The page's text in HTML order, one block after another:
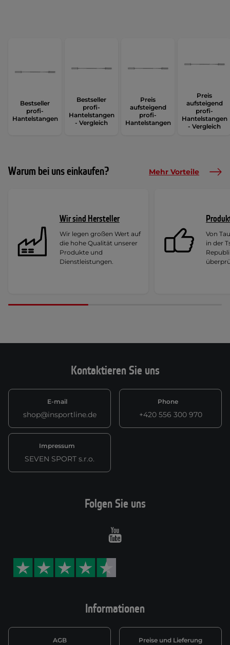
Bestseller
profi-
Hantelstangen
Bestseller
profi-
Hantelstangen
- Vergleich
Preis
aufsteigend
profi-
Hantelstangen
Preis
aufsteigend
profi-
Hantelstangen
- Vergleich
Warum bei uns einkaufen? Mehr Vorteile
Wir sind Hersteller
Wir legen großen Wert auf
die hohe Qualität unserer
Produkte und
Dienstleistungen.
Von
in der
Kontaktieren Sie uns
E-mail
shop@insportline.de
Phone
+420 556 300 970
Impressum
SEVEN SPORT s.r.o.
Informationen
AGB Preise und Lieferung
Folgen Sie uns
Youtube